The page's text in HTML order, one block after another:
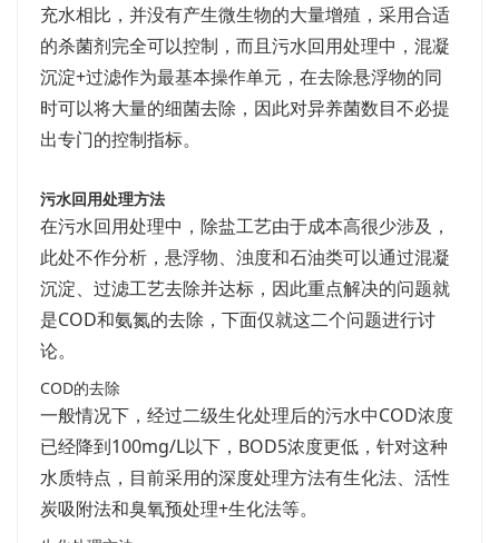
充水相比，并没有产生微生物的大量增殖，采用合适
的杀菌剂完全可以控制，而且污水回用处理中，混凝
沉淀+过滤作为最基本操作单元，在去除悬浮物的同
时可以将大量的细菌去除，因此对异养菌数目不必提
出专门的控制指标。
污水回用处理方法
在污水回用处理中，除盐工艺由于成本高很少涉及，
此处不作分析，悬浮物、浊度和石油类可以通过混凝
沉淀、过滤工艺去除并达标，因此重点解决的问题就
是COD和氨氮的去除，下面仅就这二个问题进行讨
论。
COD的去除
一般情况下，经过二级生化处理后的污水中COD浓度
已经降到100mg/L以下，BOD5浓度更低，针对这种
水质特点，目前采用的深度处理方法有生化法、活性
炭吸附法和臭氧预处理+生化法等。